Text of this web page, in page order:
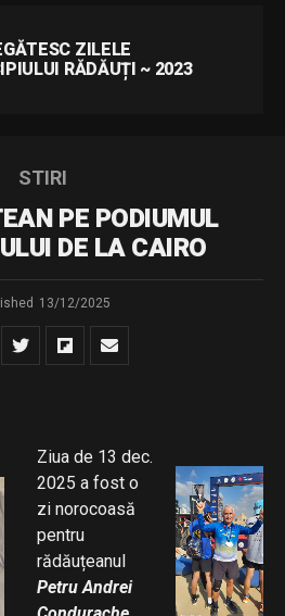
ZILELE
RĂDĂUȚI ~ 2023
STIRI
PE PODIUMUL
DE LA CAIRO
13/12/2025
Ziua de 13 dec.
2025 a fost o
zi norocoasă
pentru
rădăuțeanul
Petru Andrei